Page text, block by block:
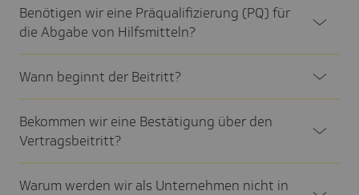
Benö­tigen wir eine Präqua­li­fi­zie­rung (PQ) für
die Abgabe von Hilfs­mit­teln?
Wann beginnt der Beitritt?
Bekommen wir eine Bestä­ti­gung über den
Vertrags­bei­tritt?
Warum werden wir als Unter­nehmen nicht in